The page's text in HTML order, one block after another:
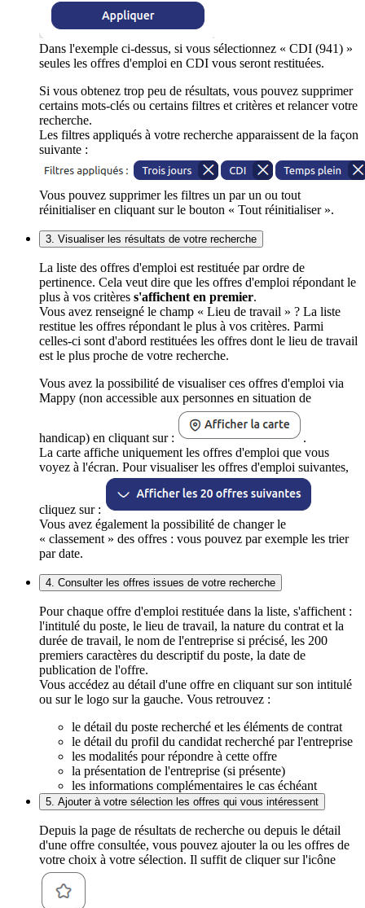
Dans l'exemple ci-dessus, si vous sélectionnez « CDI (941) »
seules les offres d'emploi en CDI vous seront restituées.
Si vous obtenez trop peu de résultats, vous pouvez supprimer
certains mots-clés ou certains filtres et critères et relancer votre
recherche.
Les filtres appliqués à votre recherche apparaissent de la façon
suivante :
Vous pouvez supprimer les filtres un par un ou tout
réinitialiser en cliquant sur le bouton « Tout réinitialiser ».
3. Visualiser les résultats de votre recherche
La liste des offres d'emploi est restituée par ordre de
pertinence. Cela veut dire que les offres d'emploi répondant le
plus à vos critères s'affichent en premier.
Vous avez renseigné le champ « Lieu de travail » ? La liste
restitue les offres répondant le plus à vos critères. Parmi
celles-ci sont d'abord restituées les offres dont le lieu de travail
est le plus proche de votre recherche.
Vous avez la possibilité de visualiser ces offres d'emploi via
Mappy (non accessible aux personnes en situation de
handicap) en cliquant sur :
.
La carte affiche uniquement les offres d'emploi que vous
voyez à l'écran. Pour visualiser les offres d'emploi suivantes,
cliquez sur :
Vous avez également la possibilité de changer le
« classement » des offres : vous pouvez par exemple les trier
par date.
4. Consulter les offres issues de votre recherche
Pour chaque offre d'emploi restituée dans la liste, s'affichent :
l'intitulé du poste, le lieu de travail, la nature du contrat et la
durée de travail, le nom de l'entreprise si précisé, les 200
premiers caractères du descriptif du poste, la date de
publication de l'offre.
Vous accédez au détail d'une offre en cliquant sur son intitulé
ou sur le logo sur la gauche. Vous retrouvez :
le détail du poste recherché et les éléments de contrat
le détail du profil du candidat recherché par l'entreprise
les modalités pour répondre à cette offre
la présentation de l'entreprise (si présente)
les informations complémentaires le cas échéant
5. Ajouter à votre sélection les offres qui vous intéressent
Depuis la page de résultats de recherche ou depuis le détail
d'une offre consultée, vous pouvez ajouter la ou les offres de
votre choix à votre sélection. Il suffit de cliquer sur l'icône